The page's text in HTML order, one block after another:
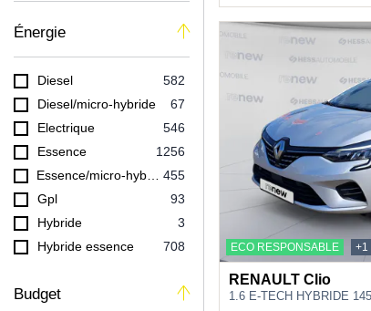
FIAT
194
4
Énergie
Diesel
582
Diesel/micro-hybride
67
Electrique
546
Essence
1256
455
Gpl
93
Hybride
3
Hybride essence
708
302
Budget
ECO RESPONSABLE +1
RENAULT Clio
1.6 E-TECH HYBRIDE